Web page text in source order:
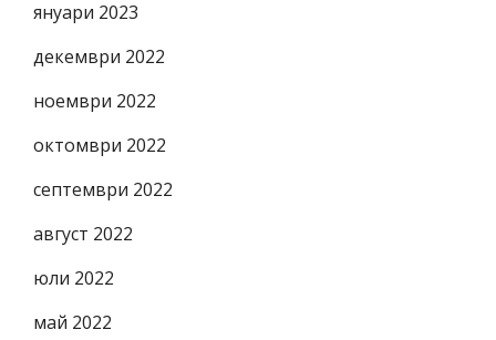
януари 2023
декември 2022
ноември 2022
октомври 2022
септември 2022
август 2022
юли 2022
май 2022